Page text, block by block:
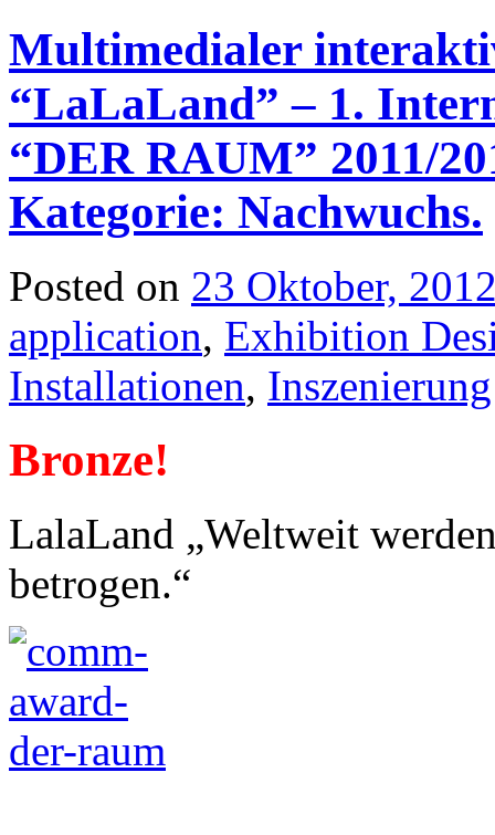
Multimedialer
“LaLaLand” – 1.
“DER RAUM” 2011/
Kategorie: Nachwuchs.
Posted on 23 Oktober,
application, Exhibition
Installationen, Inszenierung
Bronze!
LalaLand „Weltweit
betrogen.“